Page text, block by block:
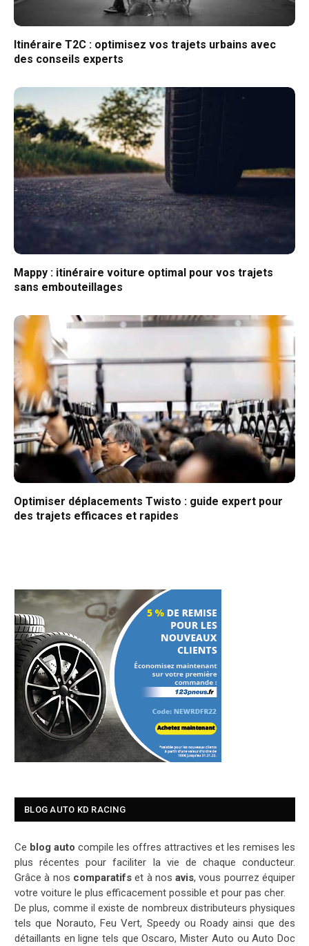
Itinéraire T2C : optimisez vos trajets urbains avec
des conseils experts
Mappy : itinéraire voiture optimal pour vos trajets
sans embouteillages
Optimiser déplacements Twisto : guide expert pour
des trajets efficaces et rapides
BLOG AUTO KD RACING
Ce blog auto compile les offres attractives et les remises les
plus récentes pour faciliter la vie de chaque conducteur.
Grâce à nos comparatifset à nosavis, vous pourrez équiper
votre voiture le plus efficacement possible et pour pas cher.
De plus, comme il existe de nombreux distributeurs physiques
tels que Norauto, Feu Vert, Speedy ou Roady ainsi que des
détaillants en ligne tels que Oscaro, Mister Auto ou Auto Doc